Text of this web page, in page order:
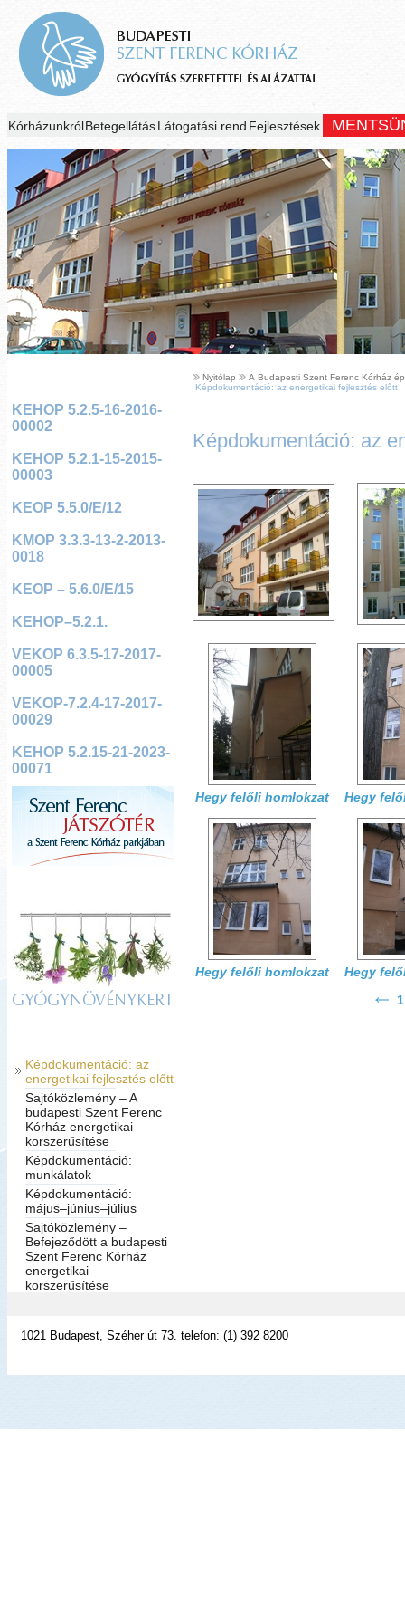
KórházunkrólBetegellátásLátogatási rend Fejlesztések
KEHOP 5.2.5-16-2016-
00002
KEHOP 5.2.1-15-2015-
00003
KEOP 5.5.0/E/12
KMOP 3.3.3-13-2-2013-
0018
KEOP – 5.6.0/E/15
KEHOP–5.2.1.
VEKOP 6.3.5-17-2017-
00005
VEKOP-7.2.4-17-2017-
00029
KEHOP 5.2.15-21-2023-
00071
GYÓGYNÖVÉNYKERT
Képdokumentáció: az
energetikai fejlesztés előtt
Sajtóközlemény – A
budapesti Szent Ferenc
Kórház energetikai
korszerűsítése
Képdokumentáció:
munkálatok
Képdokumentáció:
május–június–július
Sajtóközlemény –
Befejeződött a budapesti
Szent Ferenc Kórház
energetikai
korszerűsítése
Nyitólap
A Budapesti Szent Ferenc Kórház
Képdokumentáció: az energetikai fejlesztés előtt
Képdokumentáció: az
Hegy felőli homlokzat Hegy
Hegy felőli homlokzat
Hegy
1
1021 Budapest, Széher út 73. telefon: (1) 392 8200